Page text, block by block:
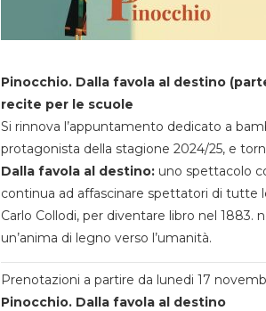
Pinocchio. Dalla favola al destino
recite per le scuole
Si rinnova l’appuntamento dedicato a
protagonista della stagione 2024/25, e
Dalla favola al destino:uno spettacolo
continua ad affascinare spettatori di tutte
Carlo Collodi, per diventare libro nel 1883.
un’anima di legno verso l’umanità.
Prenotazioni a partire da lunedi 17
Pinocchio. Dalla favola al destino